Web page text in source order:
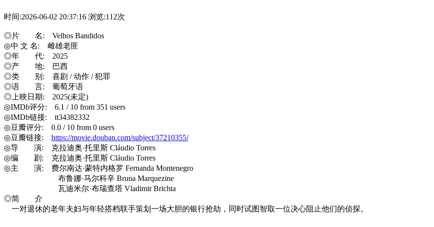
时间:2026-06-02 20:37:16 浏览:112次
◎片 名: Velhos Bandidos
◎中 文 名: 雌雄老匪
◎年 代: 2025
◎产 地: 巴西
◎类 别: 喜剧 / 动作 / 犯罪
◎语 言: 葡萄牙语
◎上映日期: 2025(未定)
◎IMDb评分: 6.1 / 10 from 351 users
◎IMDb链接: tt34382332
◎豆瓣评分: 0.0 / 10 from 0 users
◎豆瓣链接: https://movie.douban.com/subject/37210355/
◎导 演: 克拉迪奥·托里斯 Cláudio Torres
◎编 剧: 克拉迪奥·托里斯 Cláudio Torres
◎主 演: 费尔南达·蒙特内格罗 Fernanda Montenegro
布鲁娜·马尔科辛 Bruna Marquezine
瓦迪米尔·布瑞查塔 Vladimir Brichta
◎简 介
一对退休的老年夫妇与年轻搭档联手策划一场大胆的银行抢劫，同时试图智取一位决心阻止他们的侦探。